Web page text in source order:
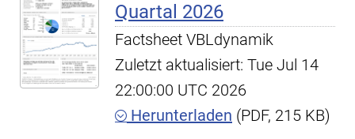
Quartal 2026
Factsheet VBLdynamik
Zuletzt aktualisiert: Tue Jul 14
22:00:00 UTC 2026
Herunterladen (PDF, 215 KB)